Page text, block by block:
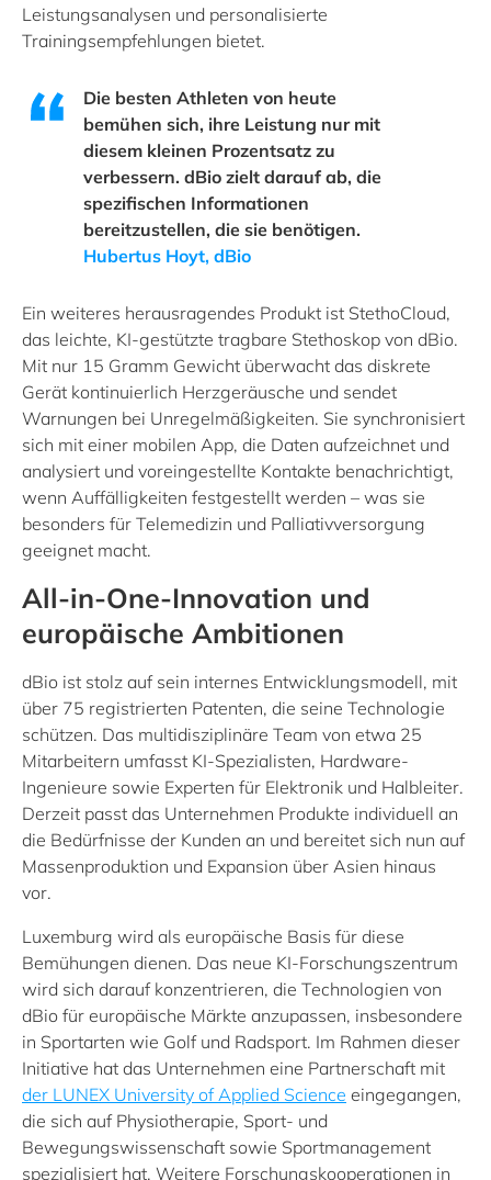
Leistungsanalysen und personalisierte
Trainingsempfehlungen bietet.
Die besten Athleten von heute
bemühen sich, ihre Leistung nur mit
diesem kleinen Prozentsatz zu
verbessern. dBio zielt darauf ab, die
spezifischen Informationen
bereitzustellen, die sie benötigen.
Hubertus Hoyt, dBio
Ein weiteres herausragendes Produkt ist StethoCloud,
das leichte, KI-gestützte tragbare Stethoskop von dBio.
Mit nur 15 Gramm Gewicht überwacht das diskrete
Gerät kontinuierlich Herzgeräusche und sendet
Warnungen bei Unregelmäßigkeiten. Sie synchronisiert
sich mit einer mobilen App, die Daten aufzeichnet und
analysiert und voreingestellte Kontakte benachrichtigt,
wenn Auffälligkeiten festgestellt werden – was sie
besonders für Telemedizin und Palliativversorgung
geeignet macht.
All-in-One-Innovation und
europäische Ambitionen
dBio ist stolz auf sein internes Entwicklungsmodell, mit
über 75 registrierten Patenten, die seine Technologie
schützen. Das multidisziplinäre Team von etwa 25
Mitarbeitern umfasst KI-Spezialisten, Hardware-
Ingenieure sowie Experten für Elektronik und Halbleiter.
Derzeit passt das Unternehmen Produkte individuell an
die Bedürfnisse der Kunden an und bereitet sich nun auf
Massenproduktion und Expansion über Asien hinaus
vor.
Luxemburg wird als europäische Basis für diese
Bemühungen dienen. Das neue KI-Forschungszentrum
wird sich darauf konzentrieren, die Technologien von
dBio für europäische Märkte anzupassen, insbesondere
in Sportarten wie Golf und Radsport. Im Rahmen dieser
Initiative hat das Unternehmen eine Partnerschaft mit
der LUNEX University of Applied Science eingegangen,
die sich auf Physiotherapie, Sport- und
Bewegungswissenschaft sowie Sportmanagement
spezialisiert hat. Weitere Forschungskooperationen in